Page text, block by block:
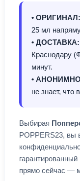
• ОРИГИНАЛ:
25 мл
• ДОСТАВКА:
Краснодару
минут.
•
не знает, что
Выбирая
POPPERS23, вы
прямо сейчас —